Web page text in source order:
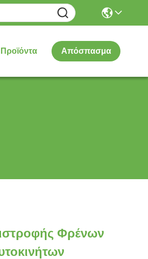
Προϊόντα Απόσπασμα
Φρένων